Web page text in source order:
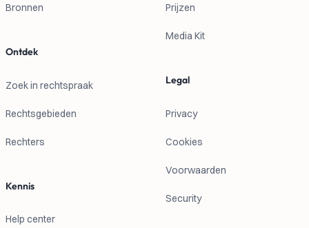
Bronnen
Ontdek
Zoek in rechtspraak
Rechtsgebieden
Rechters
Kennis
Help center
Prijzen
Media Kit
Legal
Privacy
Cookies
Voorwaarden
Security